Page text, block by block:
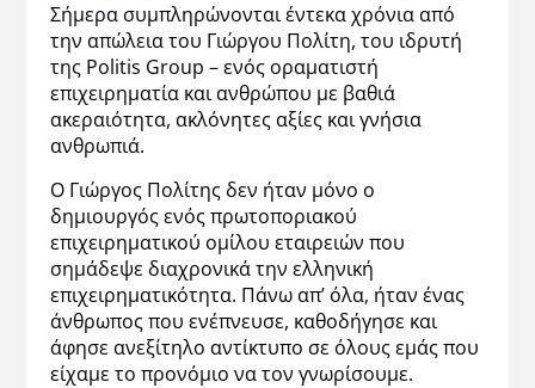
Σήμερα συμπληρώνονται έντεκα χρόνια από
την απώλεια του Γιώργου Πολίτη, του ιδρυτή
της Politis Group – ενός οραματιστή
επιχειρηματία και ανθρώπου με βαθιά
ακεραιότητα, ακλόνητες αξίες και γνήσια
ανθρωπιά.
Ο Γιώργος Πολίτης δεν ήταν μόνο ο
δημιουργός ενός πρωτοποριακού
επιχειρηματικού ομίλου εταιρειών που
σημάδεψε διαχρονικά την ελληνική
επιχειρηματικότητα. Πάνω απ’ όλα, ήταν ένας
άνθρωπος που ενέπνευσε, καθοδήγησε και
άφησε ανεξίτηλο αντίκτυπο σε όλους εμάς που
είχαμε το προνόμιο να τον γνωρίσουμε.